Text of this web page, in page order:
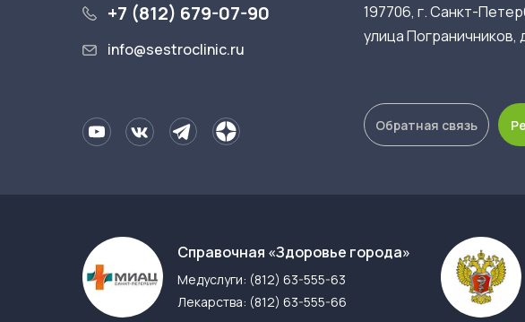
+7 (812) 679-07-90
info@sestroclinic.ru
197706, г. Санкт-
улица Пограничников,
Обратная связь
Cправочная «Здоровье города»
Медуслуги: (812) 63-555-63
Лекарства: (812) 63-555-66